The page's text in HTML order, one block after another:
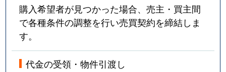
購入希望者が見つかった場合、売主・買主間
で各種条件の調整を行い売買契約を締結しま
す。
代金の受領・物件引渡し